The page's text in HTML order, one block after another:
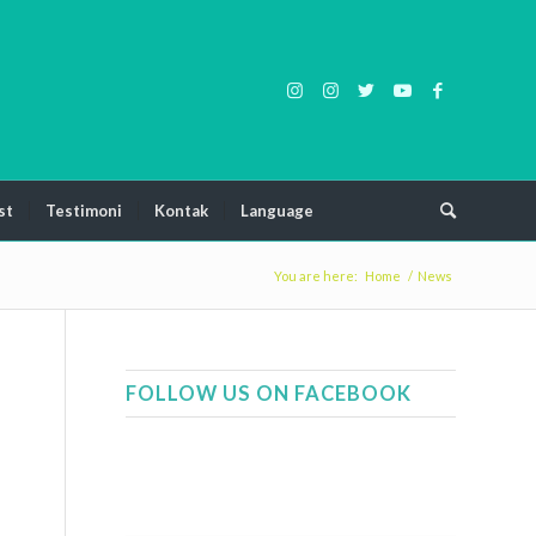
Testimoni Kontak Language
You are here: Home / News
FOLLOW US ON FACEBOOK